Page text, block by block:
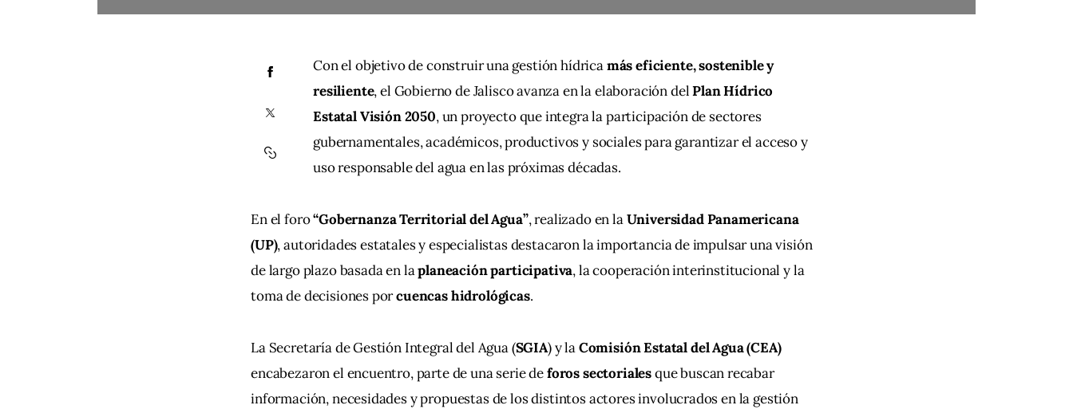
Con el objetivo de construir una gestión hídrica más eficiente, sostenible y
resiliente, el Gobierno de Jalisco avanza en la elaboración del Plan Hídrico
Estatal Visión 2050, un proyecto que integra la participación de sectores
gubernamentales, académicos, productivos y sociales para garantizar el acceso y
uso responsable del agua en las próximas décadas.
En el foro “Gobernanza Territorial del Agua”, realizado en la Universidad Panamericana
(UP), autoridades estatales y especialistas destacaron la importancia de impulsar una visión
de largo plazo basada en la planeación participativa, la cooperación interinstitucional y la
toma de decisiones por cuencas hidrológicas.
La Secretaría de Gestión Integral del Agua (SGIA) y la Comisión Estatal del Agua (CEA)
encabezaron el encuentro, parte de una serie de foros sectoriales que buscan recabar
información, necesidades y propuestas de los distintos actores involucrados en la gestión